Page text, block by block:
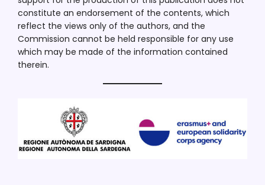
constitute an endorsement of the contents, which
reflect the views only of the authors, and the
Commission cannot be held responsible for any use
which may be made of the information contained
therein.